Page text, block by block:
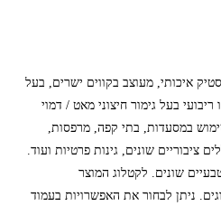
איכותי, מעוצב בקווים ישרים, בעל
בעל גימור חיצוני מאט / דמוי
במסעדות, בתי קפה, מרפסות,
ציבוריים שונים, גינות פרטיות ועוד.
ניתן לבחור את האפשרויות בעמוד